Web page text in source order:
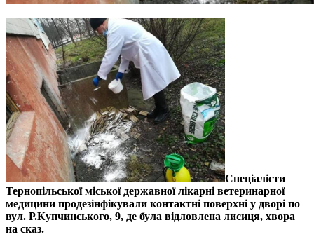
Спеціалісти
Тернопільської міської державної лікарні ветеринарної
медицини продезінфікували контактні поверхні у дворі по
вул. Р.Купчинського, 9, де була відловлена лисиця, хвора
на сказ.